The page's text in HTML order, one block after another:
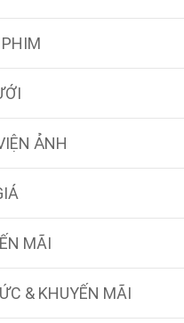
PHIM
ẢNH
MÃI
& KHUYẾN MÃI